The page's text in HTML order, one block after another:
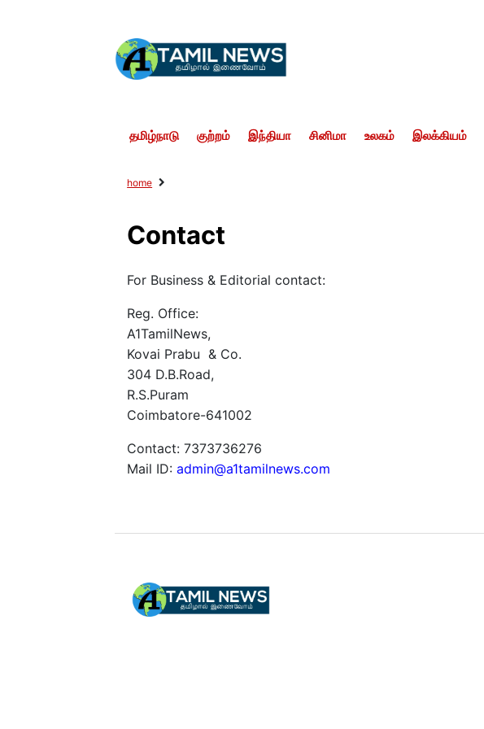
தமிழ்நாடு குற்றம் இந்தியா சினிமா உலகம் இலக்கியம்
home
Contact
For Business & Editorial contact:
Reg. Office:
A1TamilNews,
Kovai Prabu & Co.
304 D.B.Road,
R.S.Puram
Coimbatore-641002
Contact: 7373736276
Mail ID:admin@a1tamilnews.com